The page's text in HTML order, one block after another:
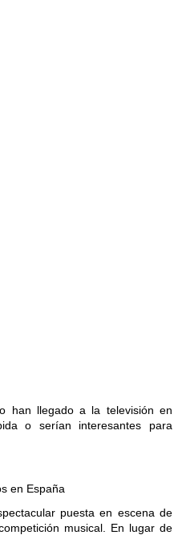
han llegado a la televisión en
o serían interesantes para
puesta en escena de
musical. En lugar de